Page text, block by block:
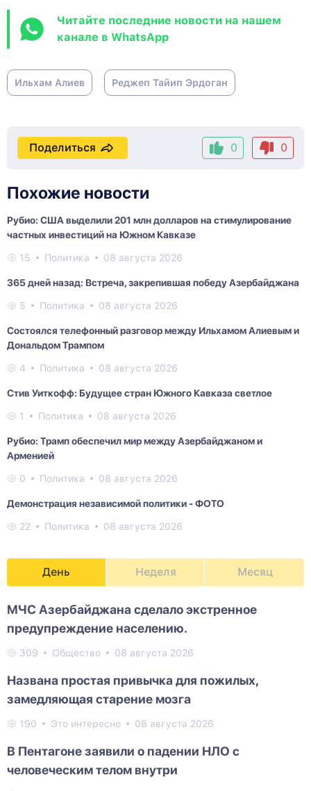
Читайте последние новости на нашем
канале в WhatsApp
Ильхам Алиев Реджеп Тайип Эрдоган
0 0
Поделиться
Похожие новости
Рубио: США выделили 201 млн долларов на стимулирование
частных инвестиций на Южном Кавказе
15 Политика 08 августа 2026
365 дней назад: Встреча, закрепившая победу Азербайджана
5 Политика 08 августа 2026
Состоялся телефонный разговор между Ильхамом Алиевым и
Дональдом Трампом
4 Политика 08 августа 2026
Стив Уиткофф: Будущее стран Южного Кавказа светлое
1 Политика 08 августа 2026
Рубио: Трамп обеспечил мир между Азербайджаном и
Арменией
0 Политика 08 августа 2026
Демонстрация независимой политики - ФОТО
22 Политика 08 августа 2026
День Неделя Месяц
МЧС Азербайджана сделало экстренное
предупреждение населению.
309 Общество 08 августа 2026
Названа простая привычка для пожилых,
замедляющая старение мозга
190 Это интересно 08 августа 2026
В Пентагоне заявили о падении НЛО с
человеческим телом внутри